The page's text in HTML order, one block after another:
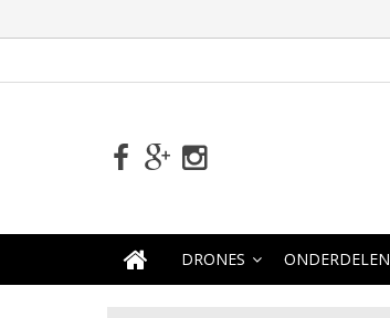
DRONES ONDERDELEN